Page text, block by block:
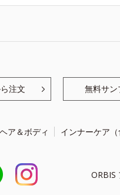
注文 無料サン
ヘア＆ボディ インナーケア（
ORBIS